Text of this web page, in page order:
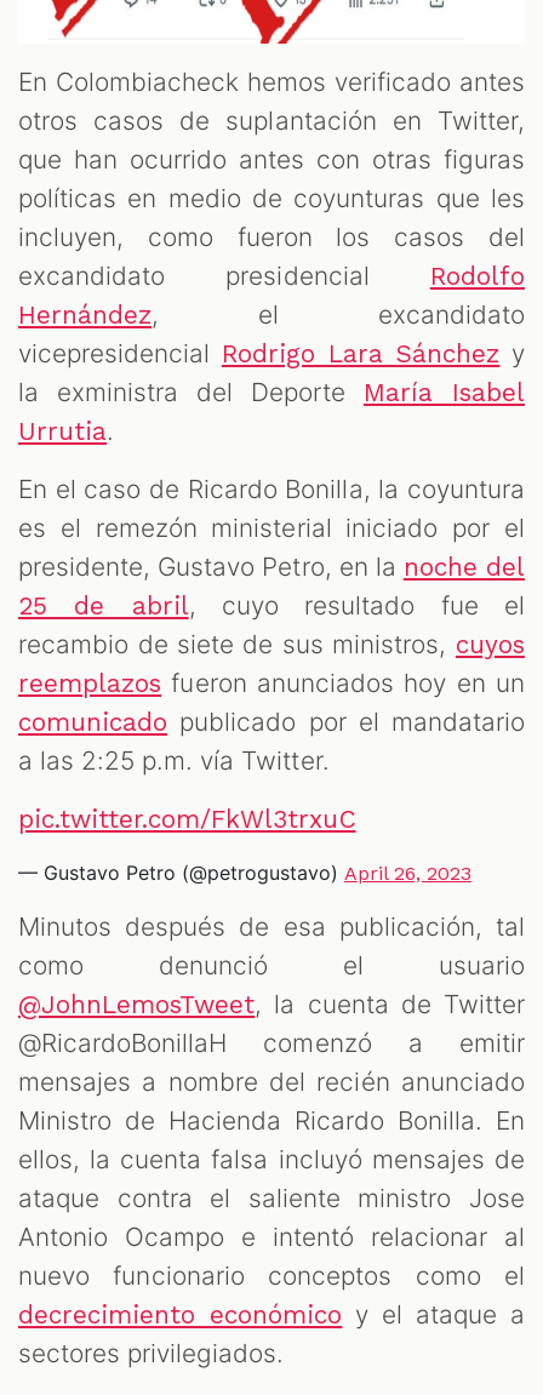
En Colombiacheck hemos verificado antes
otros casos de suplantación en Twitter,
que han ocurrido antes con otras figuras
políticas en medio de coyunturas que les
incluyen, como fueron los casos del
excandidato presidencial
Rodolfo
Hernández, el excandidato
vicepresidencial Rodrigo Lara Sánchez y
la exministra del Deporte
María Isabel
Urrutia.
En el caso de Ricardo Bonilla, la coyuntura
es el remezón ministerial iniciado por el
presidente, Gustavo Petro, en la noche del
25 de abril, cuyo resultado fue el
recambio de siete de sus ministros, cuyos
reemplazos fueron anunciados hoy en un
comunicado publicado por el mandatario
a las 2:25 p.m. vía Twitter.
pic.twitter.com/FkWl3trxuC
— Gustavo Petro (@petrogustavo) April 26, 2023
Minutos después de esa publicación, tal
como denunció el usuario
@JohnLemosTweet, la cuenta de Twitter
@RicardoBonillaH comenzó a emitir
mensajes a nombre del recién anunciado
Ministro de Hacienda Ricardo Bonilla. En
ellos, la cuenta falsa incluyó mensajes de
ataque contra el saliente ministro Jose
Antonio Ocampo e intentó relacionar al
nuevo funcionario conceptos como el
decrecimiento económico y el ataque a
sectores privilegiados.